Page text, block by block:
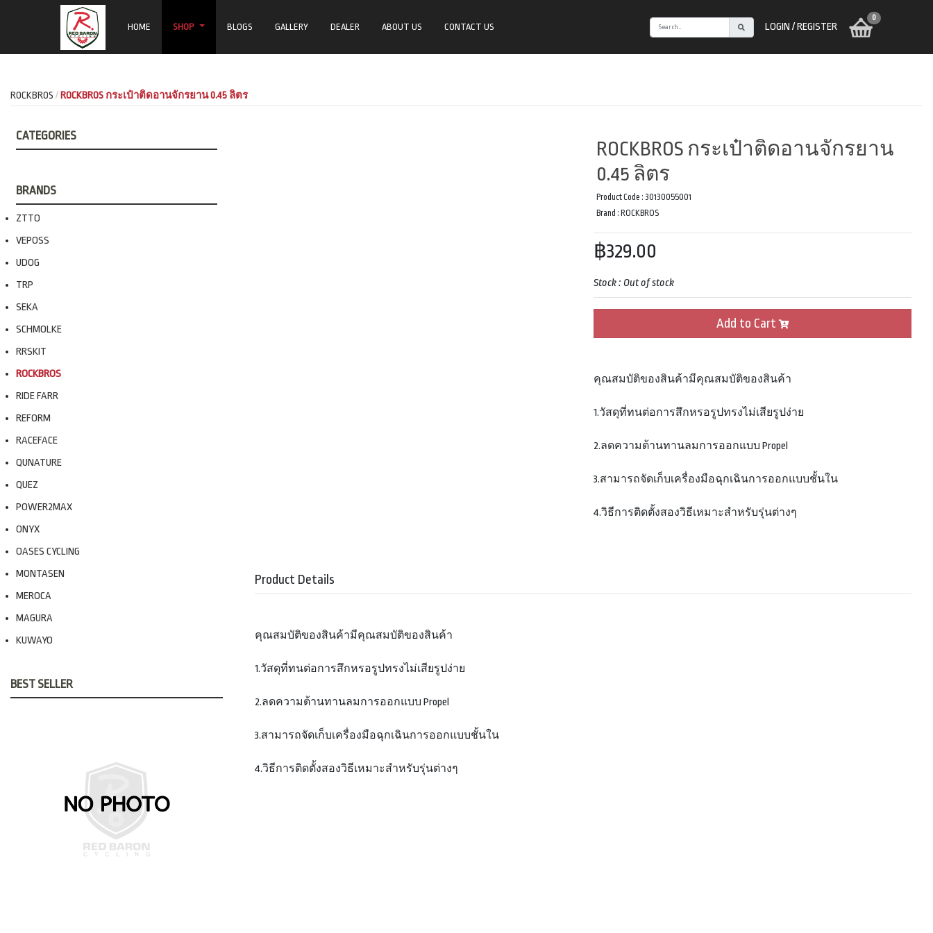
HOME SHOP BLOGS GALLERY DEALER ABOUT US CONTACT US LOGIN / REGISTER
0
ROCKBROS ROCKBROS กระเป๋าติดอานจักรยาน 0.45 ลิตร
CATEGORIES
BRANDS
ZTTO
VEPOSS
UDOG
TRP
SEKA
SCHMOLKE
RRSKIT
ROCKBROS
RIDE FARR
REFORM
RACEFACE
QUNATURE
QUEZ
POWER2MAX
ONYX
OASES CYCLING
MONTASEN
MEROCA
MAGURA
KUWAYO
BEST SELLER
ROCKBROS กระเป๋าติดอานจักรยาน
0.45 ลิตร
Product Code : 30130055001
Brand : ROCKBROS
฿329.00
Stock : Out of stock
Add to Cart
คุณสมบัติของสินค้ามีคุณสมบัติของสินค้า
1.วัสดุที่ทนต่อการสึกหรอรูปทรงไม่เสียรูปง่าย
2.ลดความต้านทานลมการออกแบบ Propel
3.สามารถจัดเก็บเครื่องมือฉุกเฉินการออกแบบชั้นใน
4.วิธีการติดตั้งสองวิธีเหมาะสำหรับรุ่นต่างๆ
Product Details
คุณสมบัติของสินค้ามีคุณสมบัติของสินค้า
1.วัสดุที่ทนต่อการสึกหรอรูปทรงไม่เสียรูปง่าย
2.ลดความต้านทานลมการออกแบบ Propel
3.สามารถจัดเก็บเครื่องมือฉุกเฉินการออกแบบชั้นใน
4.วิธีการติดตั้งสองวิธีเหมาะสำหรับรุ่นต่างๆ